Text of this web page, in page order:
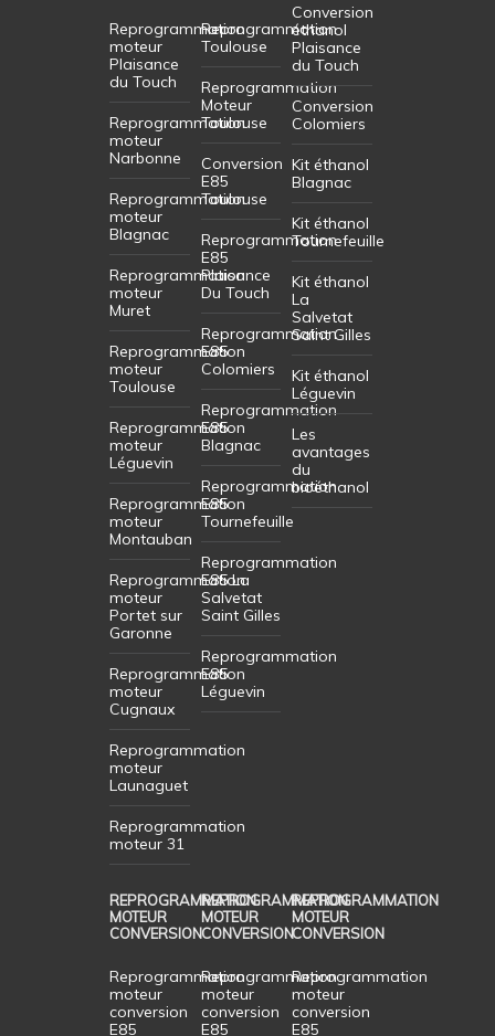
Reprogrammation
moteur
Plaisance
du Touch
Reprogrammation
moteur
Narbonne
Reprogrammation
moteur
Blagnac
Reprogrammation
moteur
Muret
Reprogrammation
moteur
Toulouse
Reprogrammation
moteur
Léguevin
Reprogrammation
moteur
Montauban
Reprogrammation
moteur
Portet sur
Garonne
Reprogrammation
moteur
Cugnaux
Reprogrammation
moteur
Launaguet
Reprogrammation
moteur 31
Reprogrammation
Toulouse
Reprogrammation
Moteur
Toulouse
Conversion
E85
Toulouse
Reprogrammation
E85
Plaisance
Du Touch
Reprogrammation
E85
Colomiers
Reprogrammation
E85
Blagnac
Reprogrammation
E85
Tournefeuille
Reprogrammation
E85 La
Salvetat
Saint Gilles
Reprogrammation
E85
Léguevin
Conversion
éthanol
Plaisance
du Touch
Conversion
Colomiers
Kit éthanol
Blagnac
Kit éthanol
Tournefeuille
Kit éthanol
La
Salvetat
Saint Gilles
Kit éthanol
Léguevin
Les
avantages
du
bioéthanol
REPROGRAMMATION
MOTEUR
CONVERSION
Reprogrammation
moteur
conversion
E85
REPROGRAMMATION
MOTEUR
CONVERSION
Reprogrammation
moteur
conversion
E85
REPROGRAMMATION
MOTEUR
CONVERSION
Reprogrammation
moteur
conversion
E85